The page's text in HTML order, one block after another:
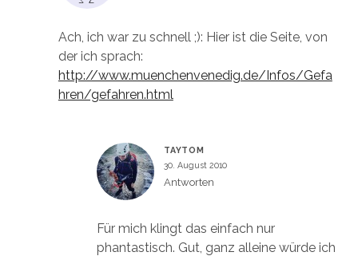
Ach, ich war zu schnell ;): Hier ist die Seite, von
der ich sprach:
http://www.muenchenvenedig.de/Infos/Gefa
hren/gefahren.html
TAYTOM
30. August 2010
Antworten
Für mich klingt das einfach nur
phantastisch. Gut, ganz alleine würde ich